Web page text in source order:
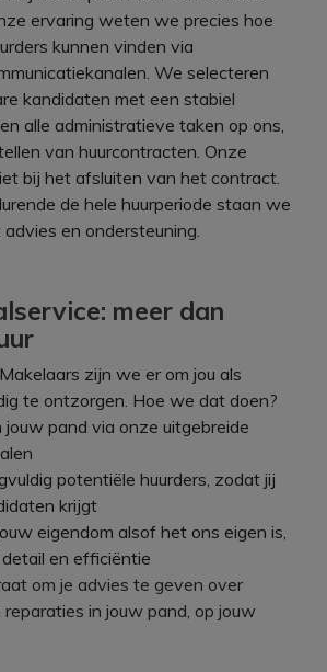
ervaring weten we precies hoe
kunnen vinden via
We selecteren
kandidaten met een stabiel
alle administratieve taken op ons,
van huurcontracten. Onze
bij het afsluiten van het contract.
de hele huurperiode staan we
en ondersteuning.
meer dan
zijn we er om jou als
te ontzorgen. Hoe we dat doen?
pand via onze uitgebreide
potentiële huurders, zodat jij
krijgt
eigendom alsof het ons eigen is,
en efficiëntie
om je advies te geven over
reparaties in jouw pand, op jouw